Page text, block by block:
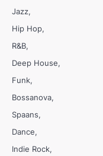
Jazz
Hip Hop
R&B
Deep House
Funk
Bossanova
Spaans
Dance
Indie Rock